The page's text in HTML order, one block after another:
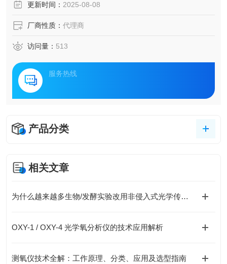
更新时间： 2025-08-08
厂商性质： 代理商
访问量： 513
服务热线
产品分类
相关文章
为什么越来越多生物/发酵实验改用非侵入式光学传感？
OXY-1 / OXY-4 光学氧分析仪的技术应用解析
测氧仪技术全解：工作原理、分类、应用及选型指南